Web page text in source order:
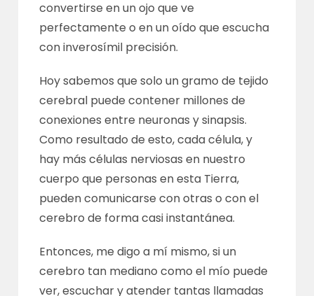
convertirse en un ojo que ve
perfectamente o en un oído que escucha
con inverosímil precisión.
Hoy sabemos que solo un gramo de tejido
cerebral puede contener millones de
conexiones entre neuronas y sinapsis.
Como resultado de esto, cada célula, y
hay más células nerviosas en nuestro
cuerpo que personas en esta Tierra,
pueden comunicarse con otras o con el
cerebro de forma casi instantánea.
Entonces, me digo a mí mismo, si un
cerebro tan mediano como el mío puede
ver, escuchar y atender tantas llamadas